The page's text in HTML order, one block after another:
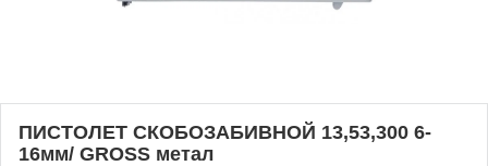
ПИСТОЛЕТ СКОБОЗАБИВНОЙ 13,53,300 6-
16мм/ GROSS метал